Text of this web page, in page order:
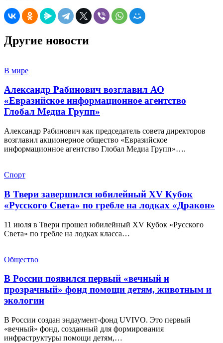
Другие новости
В мире
Александр Рабинович возглавил АО
«Евразийское информационное агентство
Глобал Медиа Групп»
Александр Рабинович как председатель совета директоров
возглавил акционерное общество «Евразийское
информационное агентство Глобал Медиа Групп»….
Спорт
В Твери завершился юбилейный XV Кубок
«Русского Света» по гребле на лодках «Дракон»
11 июля в Твери прошел юбилейный XV Кубок «Русского
Света» по гребле на лодках класса…
Общество
В России появился первый «вечный и
прозрачный» фонд помощи детям, животным и
экологии
В России создан эндаумент-фонд UVIVO. Это первый
«вечный» фонд, созданный для формирования
инфраструктуры помощи детям,…